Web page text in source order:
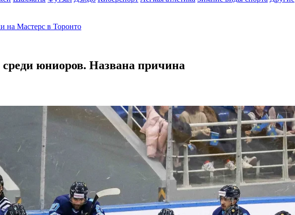
на Мастерс в Торонто
юниоров. Названа причина